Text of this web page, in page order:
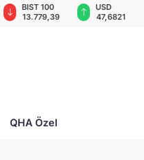
BIST 100
13.779,39
USD
47,6821
QHA Özel